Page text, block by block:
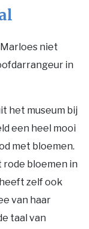
niet
in
het museum bij
een heel mooi
met bloemen.
rode bloemen in
zelf ook
van haar
taal van